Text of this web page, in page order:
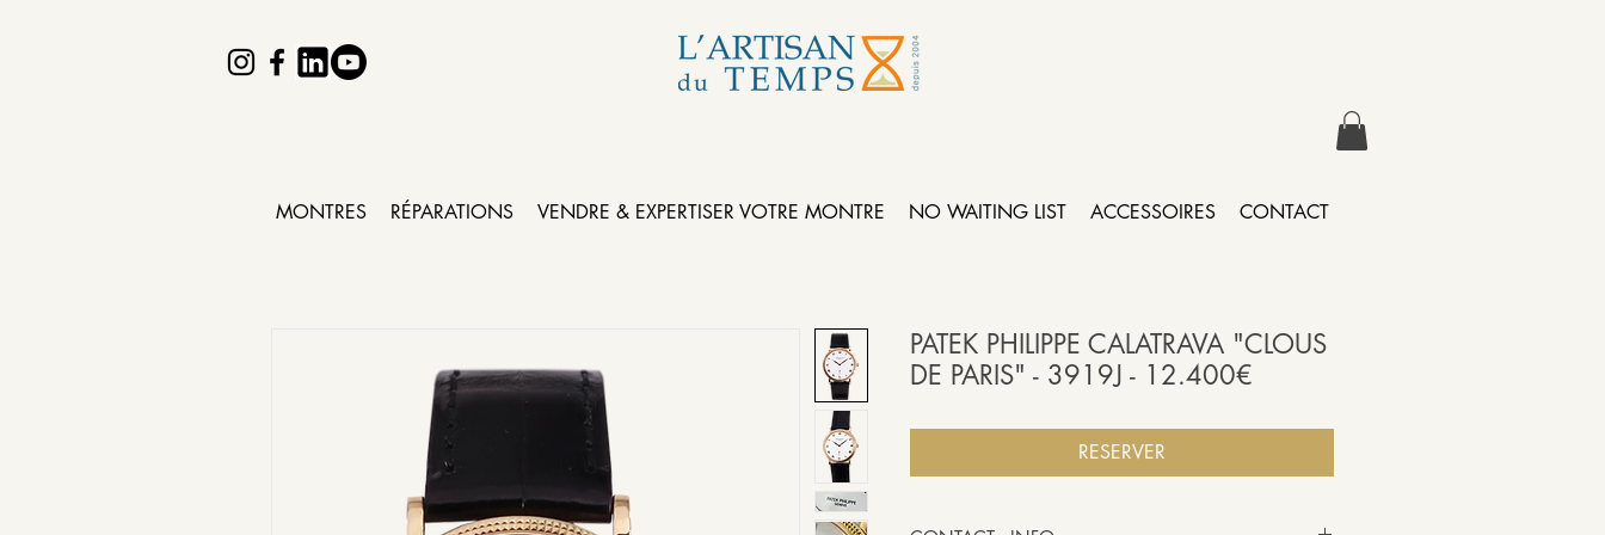
PATEK PHILIPPE CALATRAVA "CLOUS
DE PARIS" - 3919J - 12.400€
RESERVER
MONTRES RÉPARATIONS VENDRE & EXPERTISER VOTRE MONTRE NO WAITING LIST ACCESSOIRES CONTACT